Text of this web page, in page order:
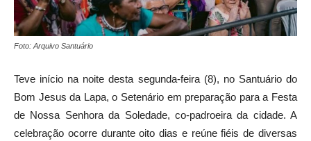
Foto: Arquivo Santuário
Teve início na noite desta segunda-feira (8), no Santuário do
Bom Jesus da Lapa, o Setenário em preparação para a Festa
de Nossa Senhora da Soledade, co-padroeira da cidade. A
celebração ocorre durante oito dias e reúne fiéis de diversas